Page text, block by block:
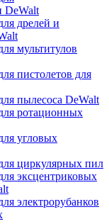
DeWalt
дрелей и
мультитулов
пистолетов для
пылесоса DeWalt
ротационных
угловых
циркулярных пил
эксцентриковых
электрорубанков